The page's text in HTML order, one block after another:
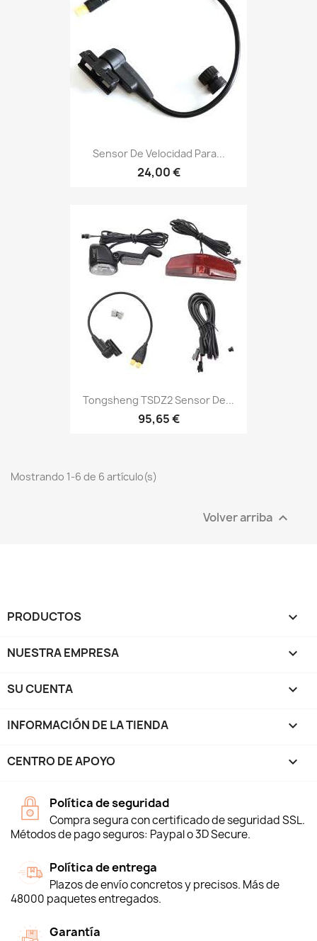
Sensor De Velocidad Para...
24,00 €
Tongsheng TSDZ2 Sensor De...
95,65 €
Mostrando 1-6 de 6 artículo(s)
Volver arriba 
PRODUCTOS 
NUESTRA EMPRESA 
SU CUENTA 
INFORMACIÓN DE LA TIENDA keyboard_arrow_down
CENTRO DE APOYO 
Política de seguridad
Compra segura con certificado de seguridad SSL.
Métodos de pago seguros: Paypal o 3D Secure.
Política de entrega
Plazos de envío concretos y precisos. Más de
48000 paquetes entregados.
Garantía